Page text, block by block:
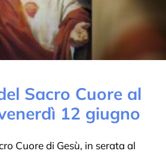
Sacro Cuore al
12 giugno
Cuore di Gesù, in serata al